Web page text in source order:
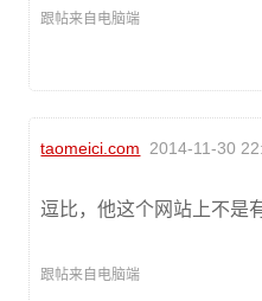
跟帖来自电脑端
taomeici.com 2014-11-30
逗比，他这个网站上不是
跟帖来自电脑端